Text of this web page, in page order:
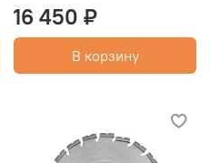
16 450 ₽
В корзину